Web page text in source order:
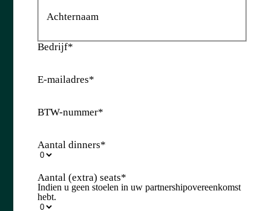
Achternaam
Bedrijf*
E-mailadres*
BTW-nummer*
Aantal dinners*
Aantal (extra) seats*
Indien u geen stoelen in uw partnershipovereenkomst
hebt.